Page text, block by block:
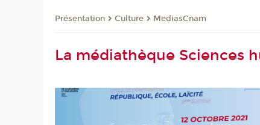
Présentation Culture MediasCnam
La médiathèque Sciences